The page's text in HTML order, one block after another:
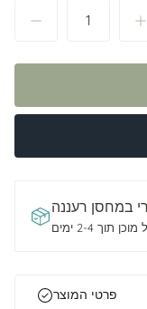
במחסן רעננה
תוך 2-4 ימים
פרטי המוצר